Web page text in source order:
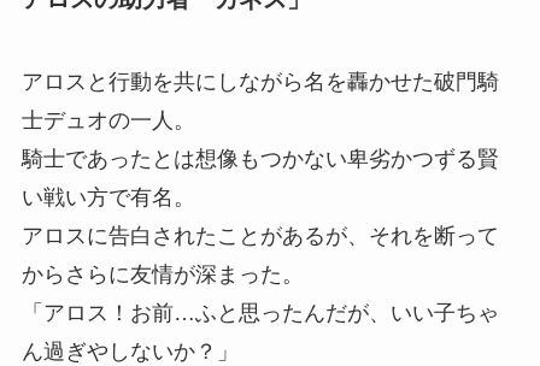
アロスと行動を共にしながら名を轟かせた破門騎
士デュオの一人。
騎士であったとは想像もつかない卑劣かつずる賢
い戦い方で有名。
アロスに告白されたことがあるが、それを断って
からさらに友情が深まった。
「アロス！お前…ふと思ったんだが、いい子ちゃ
ん過ぎやしないか？」